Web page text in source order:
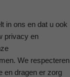
in ons en dat u ook
privacy en
We respecteren
en dragen er zorg